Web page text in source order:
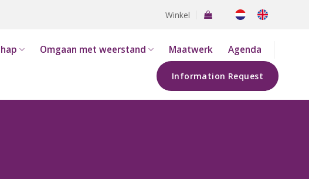
Winkel
Omgaan met weerstand Maatwerk Agenda
Information Request